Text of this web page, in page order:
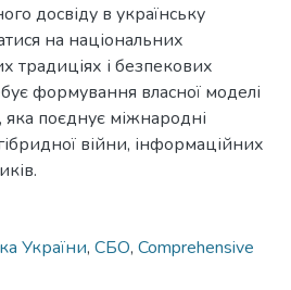
досвіду в українську
на національних
традиціях і безпекових
формування власної моделі
яка поєднує міжнародні
війни, інформаційних
України, СБО, Comprehensive